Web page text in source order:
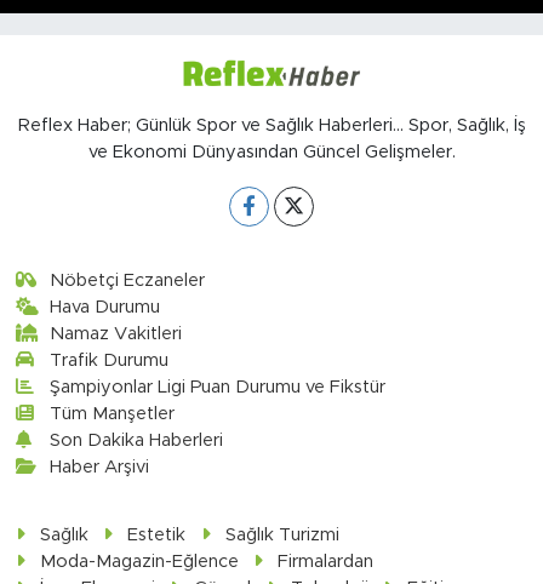
Reflex Haber; Günlük Spor ve Sağlık Haberleri... Spor, Sağlık, İş
ve Ekonomi Dünyasından Güncel Gelişmeler.
Nöbetçi Eczaneler
Hava Durumu
Namaz Vakitleri
Trafik Durumu
Şampiyonlar Ligi Puan Durumu ve Fikstür
Tüm Manşetler
Son Dakika Haberleri
Haber Arşivi
Sağlık Estetik
Sağlık Turizmi
Moda-Magazin-Eğlence
Firmalardan